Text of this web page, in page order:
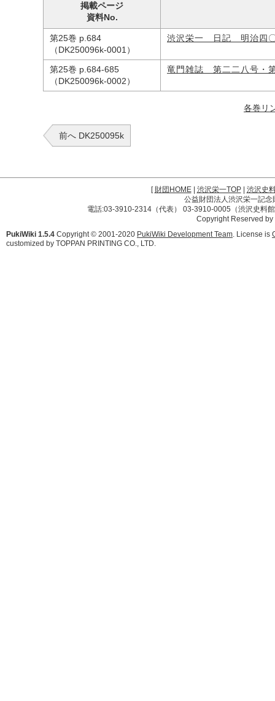
掲載ページ
資料No.
第25巻 p.684
（DK250096k-0001）
渋沢栄一 日記 明治四
第25巻 p.684-685
（DK250096k-0002）
竜門雑誌 第二二八号・
各巻リ
前へ DK250095k
[財団HOME| 渋沢栄一TOP| 渋沢史
公益財団法人渋沢栄一記
電話:03-3910-2314（代表） 03-3910-0005（渋沢史料
Copyright Reserved
PukiWiki 1.5.4 Copyright © 2001-2020 PukiWiki Development Team. License is
customized by TOPPAN PRINTING CO., LTD.